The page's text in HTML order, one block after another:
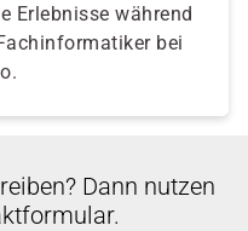
Erlebnisse während
bei
Dann nutzen